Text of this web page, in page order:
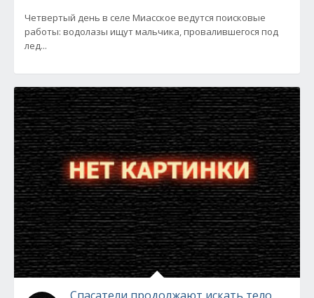
Четвертый день в селе Миасское ведутся поисковые
работы: водолазы ищут мальчика, провалившегося под
лед...